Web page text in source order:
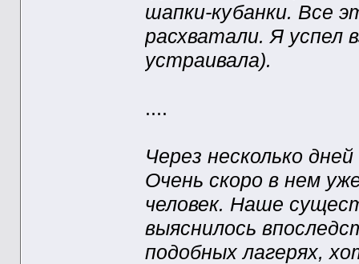
шапки-кубанки. Все
расхватали. Я успел
устраивала).
....
Через несколько
Очень скоро в нем
человек. Наше
выяснилось
подобных лагерях,